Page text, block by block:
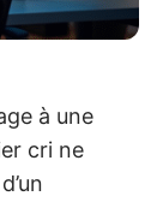
à une
cri ne